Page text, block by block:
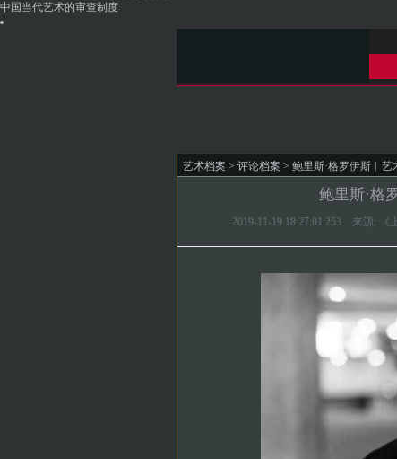
中国当代艺术的审查制度
艺术档案 > 评论档案 > 鲍里斯·格罗伊斯︱艺
鲍里斯·格
2019-11-19 18:27:01.253 来源: 《